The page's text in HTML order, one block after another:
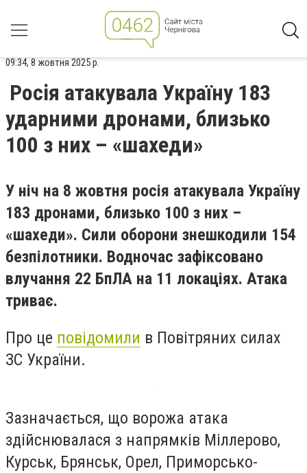
09:34, 8 жовтня 2025 р.
Росія атакувала Україну 183
ударними дронами, близько
100 з них – «шахеди»
У ніч на 8 жовтня росія атакувала Україну
183 дронами, близько 100 з них –
«шахеди». Сили оборони знешкодили 154
безпілотники. Водночас зафіксовано
влучання 22 БпЛА на 11 локаціях. Атака
триває.
Про це повідомили в Повітряних силах
ЗС України.
Зазначається, що ворожа атака
здійснювалася з напрямків Міллерово,
Курськ, Брянськ, Орел, Приморсько-